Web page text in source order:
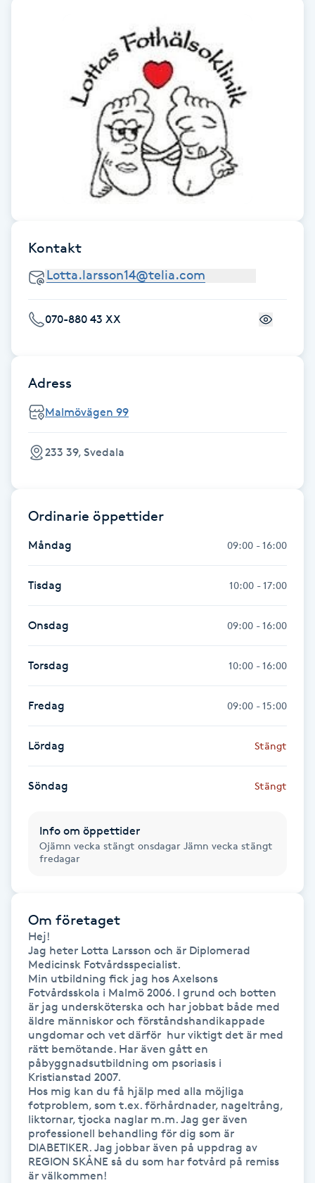
Faceliftmassage
Fillers
Fotmassage
Fotsvamp
Fransar
Fransborttagning
Fransfärgning
Fransförlängning Megavolym
Fransförlängning Volym
Fransk manikyr
Fransrengöring
Frekvensterapi
Friskvård
Färgning
Föning
Gel naglar
Gelenaglar
Gellack
Gellack med förstärkning
Gravidmassage
Kontakt
070-880 43 XX
Adress
Malmövägen 99
233 39, Svedala
Ordinarie öppettider
Måndag 09:00 - 16:00
Tisdag 10:00 - 17:00
Onsdag 09:00 - 16:00
Torsdag 10:00 - 16:00
Fredag 09:00 - 15:00
Lördag Stängt
Söndag Stängt
Info om öppettider
Ojämn vecka stängt onsdagar Jämn vecka stängt
fredagar
Om företaget
Hej!
Jag heter Lotta Larsson och är Diplomerad
Medicinsk Fotvårdsspecialist.
Min utbildning fick jag hos Axelsons
Fotvårdsskola i Malmö 2006. I grund och botten
är jag undersköterska och har jobbat både med
äldre människor och förståndshandikappade
ungdomar och vet därför  hur viktigt det är med
rätt bemötande. Har även gått en
påbyggnadsutbildning om psoriasis i
Kristianstad 2007.
Hos mig kan du få hjälp med alla möjliga
fotproblem, som t.ex. förhårdnader, nageltrång,
liktornar, tjocka naglar m.m. Jag ger även
professionell behandling för dig som är
DIABETIKER. Jag jobbar även på uppdrag av
REGION SKÅNE så du som har fotvård på remiss
är välkommen!